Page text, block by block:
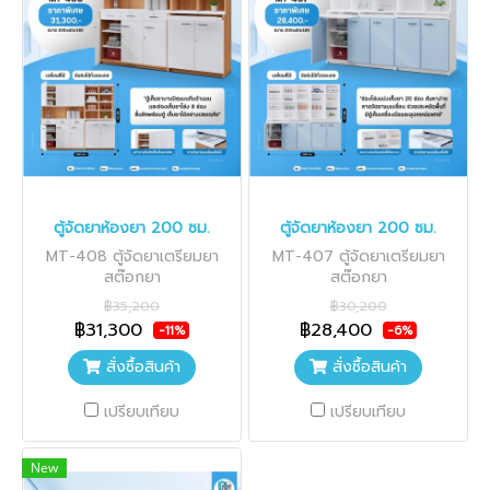
ตู้จัดยาห้องยา 200 ซม.
MT-408 ตู้จัดยาเตรียมยา
สต๊อกยา
฿35,200
฿31,300 -11%
สั่งซื้อสินค้า
เปรียบเทียบ
ตู้จัดยาห้องยา 200 ซม.
MT-407 ตู้จัดยาเตรียมยา
สต๊อกยา
฿30,200
฿28,400 -6%
สั่งซื้อสินค้า
เปรียบเทียบ
New